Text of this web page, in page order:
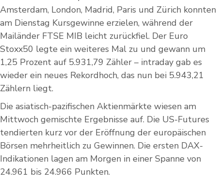
Amsterdam, London, Madrid, Paris und Zürich konnten
am Dienstag Kursgewinne erzielen, während der
Mailänder FTSE MIB leicht zurückfiel. Der Euro
Stoxx50 legte ein weiteres Mal zu und gewann um
1,25 Prozent auf 5.931,79 Zähler – intraday gab es
wieder ein neues Rekordhoch, das nun bei 5.943,21
Zählern liegt.
Die asiatisch-pazifischen Aktienmärkte wiesen am
Mittwoch gemischte Ergebnisse auf. Die US-Futures
tendierten kurz vor der Eröffnung der europäischen
Börsen mehrheitlich zu Gewinnen. Die ersten DAX-
Indikationen lagen am Morgen in einer Spanne von
24.961 bis 24.966 Punkten.